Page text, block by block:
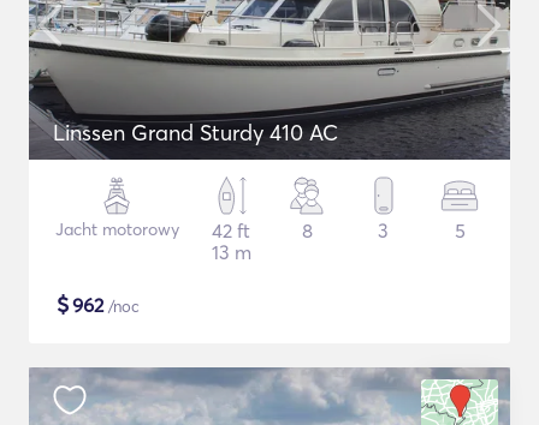
Linssen Grand Sturdy 410 AC
Jacht motorowy
42 ft
13 m
8 3 5
$962/noc